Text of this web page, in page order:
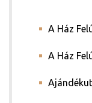
A Ház
A Ház